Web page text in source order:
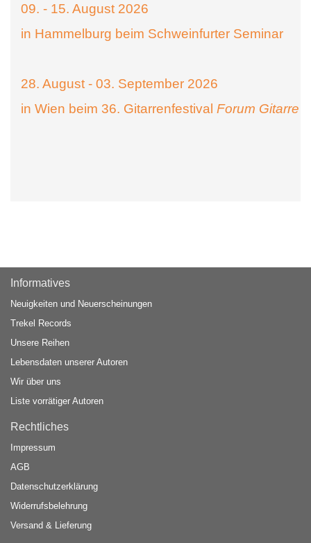
09. - 15. August 2026
in Hammelburg beim Schweinfurter Seminar
28. August - 03. September 2026
in Wien beim 36. Gitarrenfestival Forum Gitarre
Informatives
Neuigkeiten und Neuerscheinungen
Trekel Records
Unsere Reihen
Lebensdaten unserer Autoren
Wir über uns
Liste vorrätiger Autoren
Rechtliches
Impressum
AGB
Datenschutzerklärung
Widerrufsbelehrung
Versand & Lieferung